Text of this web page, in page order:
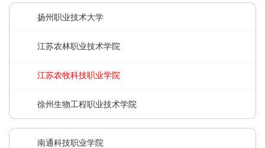
扬州职业技术大学
江苏农林职业技术学院
江苏农牧科技职业学院
徐州生物工程职业技术学院
南通科技职业学院